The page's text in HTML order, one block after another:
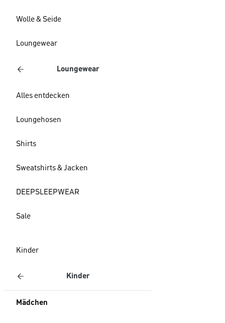
Wolle & Seide
Loungewear
Loungewear
Alles entdecken
Loungehosen
Shirts
Sweatshirts & Jacken
DEEPSLEEPWEAR
Sale
Kinder
Kinder
Mädchen